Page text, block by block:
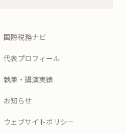
国際税務ナビ
代表プロフィール
執筆・講演実績
お知らせ
ウェブサイトポリシー